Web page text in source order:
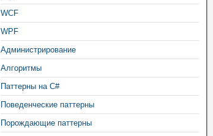
WCF
WPF
Администрирование
Алгоритмы
Паттерны на C#
Поведенческие паттерны
Порождающие паттерны